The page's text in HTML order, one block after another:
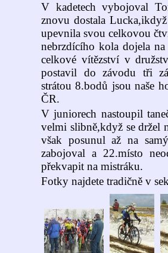
V kadetech vybojoval
znovu dostala
upevnila svou celkovou
nebrzdícího kola dojela
celkové vítězství v
postavil do závodu tři
strátou 8.bodů jsou naše
ČR.
V juniorech nastoupil
velmi slibně,když se držel
však posunul až na
zabojoval a 22.místo
překvapit na mistráku.
Fotky najdete tradičně v